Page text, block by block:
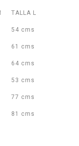
M TALLA L
54 cms
61 cms
64 cms
53 cms
77 cms
81 cms